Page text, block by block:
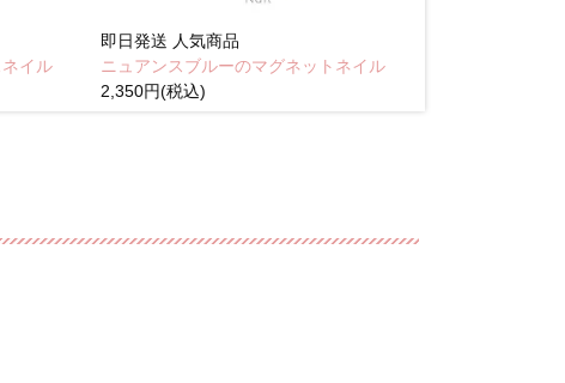
イル
即日発送 人気商品
ニュアンスブルーのマグネットネイル
2,350円(税込)